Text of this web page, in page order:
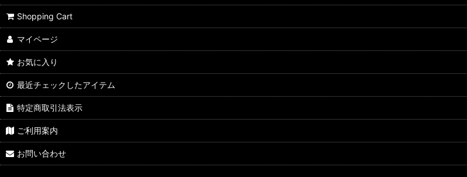
Shopping Cart
マイページ
お気に入り
最近チェックしたアイテム
特定商取引法表示
ご利用案内
お問い合わせ